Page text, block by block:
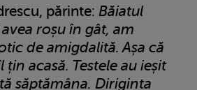
părinte: Băiatul
roșu în gât, am
de amigdalită. Așa că
țin acasă. Testele au ieșit
săptămâna. Diriginta